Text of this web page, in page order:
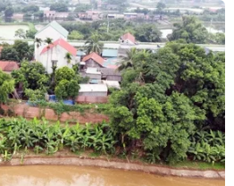
thân thuộc
Ai Cập